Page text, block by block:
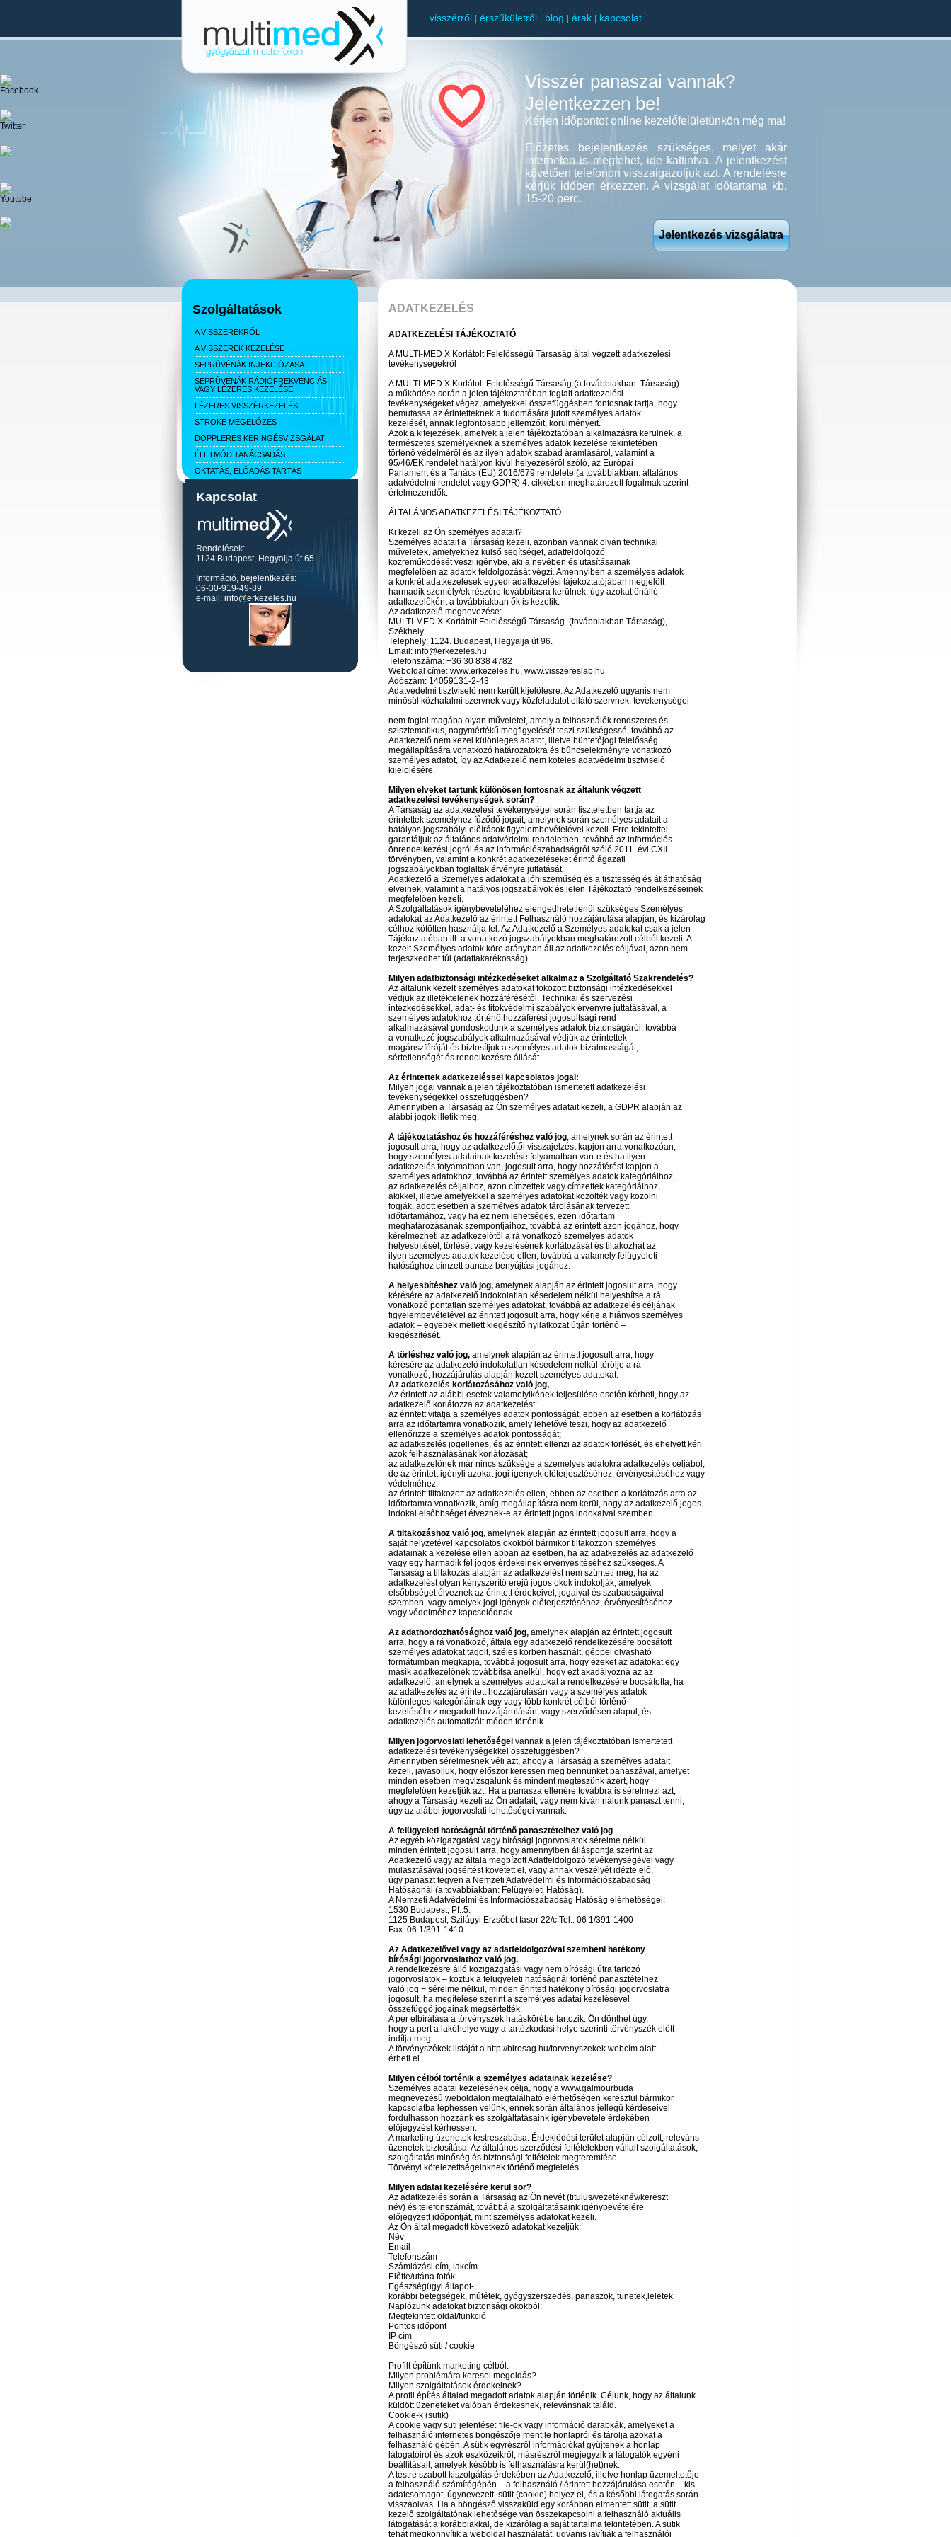
visszérről érszűkületről blog árak kapcsolat
Visszér panaszai vannak?
Jelentkezzen be!
Kérjen időpontot online kezelőfelületünkön még ma!
Előzetes bejelentkezés szükséges, melyet akár
interneten is megtehet, ide kattintva. A jelentkezést
követően telefonon visszaigazoljuk azt. A rendelésre
kérjük időben érkezzen. A vizsgálat időtartama kb.
15-20 perc.
Jelentkezés vizsgálatra
Szolgáltatások
A VISSZEREKRŐL
A VISSZEREK KEZELÉSE
SEPRŰVÉNÁK INJEKCIÓZÁSA
SEPRŰVÉNÁK RÁDIÓFREKVENCIÁS
VAGY LÉZERES KEZELÉSE
LÉZERES VISSZÉRKEZELÉS
STROKE MEGELŐZÉS
DOPPLERES KERINGÉSVIZSGÁLAT
ÉLETMÓD TANÁCSADÁS
OKTATÁS, ELŐADÁS TARTÁS
Kapcsolat
Rendelések:
1124 Budapest, Hegyalja út 65.
Információ, bejelentkezés:
06-30-919-49-89
e-mail: info@erkezeles.hu
ADATKEZELÉS
ADATKEZELÉSI TÁJÉKOZTATÓ
A MULTI-MED X Korlátolt Felelősségű Társaság által végzett adatkezelési
tevékenységekről
A MULTI-MED X Korlátolt Felelősségű Társaság (a továbbiakban: Társaság)
a működése során a jelen tájékoztatóban foglalt adatkezelési
tevékenységeket végez, amelyekkel összefüggésben fontosnak tartja, hogy
bemutassa az érintetteknek a tudomására jutott személyes adatok
kezelését, annak legfontosabb jellemzőit, körülményeit.
Azok a kifejezések, amelyek a jelen tájékoztatóban alkalmazásra kerülnek, a
természetes személyeknek a személyes adatok kezelése tekintetében
történő védelméről és az ilyen adatok szabad áramlásáról, valamint a
95/46/EK rendelet hatályon kívül helyezéséről szóló, az Európai
Parlament és a Tanács (EU) 2016/679 rendelete (a továbbiakban: általános
adatvédelmi rendelet vagy GDPR) 4. cikkében meghatározott fogalmak szerint
értelmezendők.
ÁLTALÁNOS ADATKEZELÉSI TÁJÉKOZTATÓ
Ki kezeli az Ön személyes adatait?
Személyes adatait a Társaság kezeli, azonban vannak olyan technikai
műveletek, amelyekhez külső segítséget, adatfeldolgozó
közreműködését veszi igénybe, aki a nevében és utasításainak
megfelelően az adatok feldolgozását végzi. Amennyiben a személyes adatok
a konkrét adatkezelések egyedi adatkezelési tájékoztatójában megjelölt
harmadik személy/ek részére továbbításra kerülnek, úgy azokat önálló
adatkezelőként a továbbiakban ők is kezelik.
Az adatkezelő megnevezése:
MULTI-MED X Korlátolt Felelősségű Társaság. (továbbiakban Társaság),
Székhely:
Telephely: 1124. Budapest, Hegyalja út 96.
Email: info@erkezeles.hu
Telefonszáma: +36 30 838 4782
Weboldal címe: www.erkezeles.hu, www.visszereslab.hu
Adószám: 14059131-2-43
Adatvédelmi tisztviselő nem került kijelölésre. Az Adatkezelő ugyanis nem
minősül közhatalmi szervnek vagy közfeladatot ellátó szervnek, tevékenységei
nem foglal magába olyan műveletet, amely a felhasználók rendszeres és
szisztematikus, nagymértékű megfigyelését teszi szükségessé, továbbá az
Adatkezelő nem kezel különleges adatot, illetve büntetőjogi felelősség
megállapítására vonatkozó határozatokra és bűncselekményre vonatkozó
személyes adatot, így az Adatkezelő nem köteles adatvédelmi tisztviselő
kijelölésére.
Milyen elveket tartunk különösen fontosnak az általunk végzett
adatkezelési tevékenységek során?
A Társaság az adatkezelési tevékenységei során tiszteletben tartja az
érintettek személyhez fűződő jogait, amelynek során személyes adatait a
hatályos jogszabályi előírások figyelembevételével kezeli. Erre tekintettel
garantáljuk az általános adatvédelmi rendeletben, továbbá az információs
önrendelkezési jogról és az információszabadságról szóló 2011. évi CXII.
törvényben, valamint a konkrét adatkezeléseket érintő ágazati
jogszabályokban foglaltak érvényre juttatását.
Adatkezelő a Személyes adatokat a jóhiszeműség és a tisztesség és átláthatóság
elveinek, valamint a hatályos jogszabályok és jelen Tájékoztató rendelkezéseinek
megfelelően kezeli.
A Szolgáltatások igénybevételéhez elengedhetetlenül szükséges Személyes
adatokat az Adatkezelő az érintett Felhasználó hozzájárulása alapján, és kizárólag
célhoz kötötten használja fel. Az Adatkezelő a Személyes adatokat csak a jelen
Tájékoztatóban ill. a vonatkozó jogszabályokban meghatározott célból kezeli. A
kezelt Személyes adatok köre arányban áll az adatkezelés céljával, azon nem
terjeszkedhet túl (adattakarékosság).
Milyen adatbiztonsági intézkedéseket alkalmaz a Szolgáltató Szakrendelés?
Az általunk kezelt személyes adatokat fokozott biztonsági intézkedésekkel
védjük az illetéktelenek hozzáférésétől. Technikai és szervezési
intézkedésekkel, adat- és titokvédelmi szabályok érvényre juttatásával, a
személyes adatokhoz történő hozzáférési jogosultsági rend
alkalmazásával gondoskodunk a személyes adatok biztonságáról, továbbá
a vonatkozó jogszabályok alkalmazásával védjük az érintettek
magánszféráját és biztosítjuk a személyes adatok bizalmasságát,
sértetlenségét és rendelkezésre állását.
Az érintettek adatkezeléssel kapcsolatos jogai:
Milyen jogai vannak a jelen tájékoztatóban ismertetett adatkezelési
tevékenységekkel összefüggésben?
Amennyiben a Társaság az Ön személyes adatait kezeli, a GDPR alapján az
alábbi jogok illetik meg.
A tájékoztatáshoz és hozzáféréshez való jog, amelynek során az érintett
jogosult arra, hogy az adatkezelőtől visszajelzést kapjon arra vonatkozóan,
hogy személyes adatainak kezelése folyamatban van-e és ha ilyen
adatkezelés folyamatban van, jogosult arra, hogy hozzáférést kapjon a
személyes adatokhoz, továbbá az érintett személyes adatok kategóriáihoz,
az adatkezelés céljaihoz, azon címzettek vagy címzettek kategóriáihoz,
akikkel, illetve amelyekkel a személyes adatokat közölték vagy közölni
fogják, adott esetben a személyes adatok tárolásának tervezett
időtartamához, vagy ha ez nem lehetséges, ezen időtartam
meghatározásának szempontjaihoz, továbbá az érintett azon jogához, hogy
kérelmezheti az adatkezelőtől a rá vonatkozó személyes adatok
helyesbítését, törlését vagy kezelésének korlátozását és tiltakozhat az
ilyen személyes adatok kezelése ellen, továbbá a valamely felügyeleti
hatósághoz címzett panasz benyújtási jogához.
A helyesbítéshez való jog, amelynek alapján az érintett jogosult arra, hogy
kérésére az adatkezelő indokolatlan késedelem nélkül helyesbítse a rá
vonatkozó pontatlan személyes adatokat, továbbá az adatkezelés céljának
figyelembevételével az érintett jogosult arra, hogy kérje a hiányos személyes
adatok – egyebek mellett kiegészítő nyilatkozat útján történő –
kiegészítését.
A törléshez való jog, amelynek alapján az érintett jogosult arra, hogy
kérésére az adatkezelő indokolatlan késedelem nélkül törölje a rá
vonatkozó, hozzájárulás alapján kezelt személyes adatokat.
Az adatkezelés korlátozásához való jog,
Az érintett az alábbi esetek valamelyikének teljesülése esetén kérheti, hogy az
adatkezelő korlátozza az adatkezelést:
az érintett vitatja a személyes adatok pontosságát, ebben az esetben a korlátozás
arra az időtartamra vonatkozik, amely lehetővé teszi, hogy az adatkezelő
ellenőrizze a személyes adatok pontosságát;
az adatkezelés jogellenes, és az érintett ellenzi az adatok törlését, és ehelyett kéri
azok felhasználásának korlátozását;
az adatkezelőnek már nincs szüksége a személyes adatokra adatkezelés céljából,
de az érintett igényli azokat jogi igények előterjesztéséhez, érvényesítéséhez vagy
védelméhez;
az érintett tiltakozott az adatkezelés ellen, ebben az esetben a korlátozás arra az
időtartamra vonatkozik, amíg megállapításra nem kerül, hogy az adatkezelő jogos
indokai elsőbbséget élveznek-e az érintett jogos indokaival szemben.
A tiltakozáshoz való jog, amelynek alapján az érintett jogosult arra, hogy a
saját helyzetével kapcsolatos okokból bármikor tiltakozzon személyes
adatainak a kezelése ellen abban az esetben, ha az adatkezelés az adatkezelő
vagy egy harmadik fél jogos érdekeinek érvényesítéséhez szükséges. A
Társaság a tiltakozás alapján az adatkezelést nem szünteti meg, ha az
adatkezelést olyan kényszerítő erejű jogos okok indokolják, amelyek
elsőbbséget élveznek az érintett érdekeivel, jogaival és szabadságaival
szemben, vagy amelyek jogi igények előterjesztéséhez, érvényesítéséhez
vagy védelméhez kapcsolódnak.
Az adathordozhatósághoz való jog, amelynek alapján az érintett jogosult
arra, hogy a rá vonatkozó, általa egy adatkezelő rendelkezésére bocsátott
személyes adatokat tagolt, széles körben használt, géppel olvasható
formátumban megkapja, továbbá jogosult arra, hogy ezeket az adatokat egy
másik adatkezelőnek továbbítsa anélkül, hogy ezt akadályozná az az
adatkezelő, amelynek a személyes adatokat a rendelkezésére bocsátotta, ha
az adatkezelés az érintett hozzájárulásán vagy a személyes adatok
különleges kategóriáinak egy vagy több konkrét célból történő
kezeléséhez megadott hozzájárulásán, vagy szerződésen alapul; és
adatkezelés automatizált módon történik.
Milyen jogorvoslati lehetőségei vannak a jelen tájékoztatóban ismertetett
adatkezelési tevékenységekkel összefüggésben?
Amennyiben sérelmesnek véli azt, ahogy a Társaság a személyes adatait
kezeli, javasoljuk, hogy először keressen meg bennünket panaszával, amelyet
minden esetben megvizsgálunk és mindent megteszünk azért, hogy
megfelelően kezeljük azt. Ha a panasza ellenére továbbra is sérelmezi azt,
ahogy a Társaság kezeli az Ön adatait, vagy nem kíván nálunk panaszt tenni,
úgy az alábbi jogorvoslati lehetőségei vannak:
A felügyeleti hatóságnál történő panasztételhez való jog
Az egyéb közigazgatási vagy bírósági jogorvoslatok sérelme nélkül
minden érintett jogosult arra, hogy amennyiben álláspontja szerint az
Adatkezelő vagy az általa megbízott Adatfeldolgozó tevékenységével vagy
mulasztásával jogsértést követett el, vagy annak veszélyét idézte elő,
úgy panaszt tegyen a Nemzeti Adatvédelmi és Információszabadság
Hatóságnál (a továbbiakban: Felügyeleti Hatóság).
A Nemzeti Adatvédelmi és Információszabadság Hatóság elérhetőségei:
1530 Budapest, Pf.:5.
1125 Budapest, Szilágyi Erzsébet fasor 22/c Tel.: 06 1/391-1400
Fax: 06 1/391-1410
Az Adatkezelővel vagy az adatfeldolgozóval szembeni hatékony
bírósági jogorvoslathoz való jog.
A rendelkezésre álló közigazgatási vagy nem bírósági útra tartozó
jogorvoslatok – köztük a felügyeleti hatóságnál történő panasztételhez
való jog − sérelme nélkül, minden érintett hatékony bírósági jogorvoslatra
jogosult, ha megítélése szerint a személyes adatai kezelésével
összefüggő jogainak megsértették.
A per elbírálása a törvényszék hatáskörébe tartozik. Ön dönthet úgy,
hogy a pert a lakóhelye vagy a tartózkodási helye szerinti törvényszék előtt
indítja meg.
A törvényszékek listáját a http://birosag.hu/torvenyszekek webcím alatt
érheti el.
Milyen célból történik a személyes adatainak kezelése?
Személyes adatai kezelésének célja, hogy a www.galmourbuda
megnevezésű weboldalon megtalálható elérhetőségen keresztül bármikor
kapcsolatba léphessen velünk, ennek során általános jellegű kérdéseivel
fordulhasson hozzánk és szolgáltatásaink igénybevétele érdekében
előjegyzést kérhessen.
A marketing üzenetek testreszabása. Érdeklődési terület alapján célzott, releváns
üzenetek biztosítása. Az általános szerződési feltételekben vállalt szolgáltatások,
szolgáltatás minőség és biztonsági feltételek megteremtése.
Törvényi kötelezettségeinknek történő megfelelés.
Milyen adatai kezelésére kerül sor?
Az adatkezelés során a Társaság az Ön nevét (titulus/vezetéknév/kereszt
név) és telefonszámát, továbbá a szolgáltatásaink igénybevételére
előjegyzett időpontját, mint személyes adatokat kezeli.
Az Ön által megadott következő adatokat kezeljük:
Név
Email
Telefonszám
Számlázási cím, lakcím
Előtte/utána fotók
Egészségügyi állapot-
korábbi betegségek, műtétek, gyógyszerszedés, panaszok, tünetek,leletek
Naplózunk adatokat biztonsági okokból:
Megtekintett oldal/funkció
Pontos időpont
IP cím
Böngésző süti / cookie
Profilt építünk marketing célból:
Milyen problémára keresel megoldás?
Milyen szolgáltatások érdekelnek?
A profil építés általad megadott adatok alapján történik. Célunk, hogy az általunk
küldött üzeneteket valóban érdekesnek, relevánsnak találd.
Cookie-k (sütik)
A cookie vagy süti jelentése: file-ok vagy információ darabkák, amelyeket a
felhasználó internetes böngészője ment le honlapról és tárolja azokat a
felhasználó gépén. A sütik egyrészről információkat gyűjtenek a honlap
látogatóiról és azok eszközeikről, másrészről megjegyzik a látogatók egyéni
beállításait, amelyek később is felhasználásra kerül(het)nek.
A testre szabott kiszolgálás érdekében az Adatkezelő, illetve honlap üzemeltetője
a felhasználó számítógépén – a felhasználó / érintett hozzájárulása esetén – kis
adatcsomagot, úgynevezett. sütit (cookie) helyez el, és a későbbi látogatás során
visszaolvas. Ha a böngésző visszaküld egy korábban elmentett sütit, a sütit
kezelő szolgáltatónak lehetősége van összekapcsolni a felhasználó aktuális
látogatását a korábbiakkal, de kizárólag a saját tartalma tekintetében. A sütik
tehát megkönnyítik a weboldal használatát, ugyanis javítják a felhasználói